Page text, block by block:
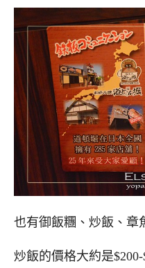
也有御飯糰、炒飯、章
炒飯的價格大約是$200-